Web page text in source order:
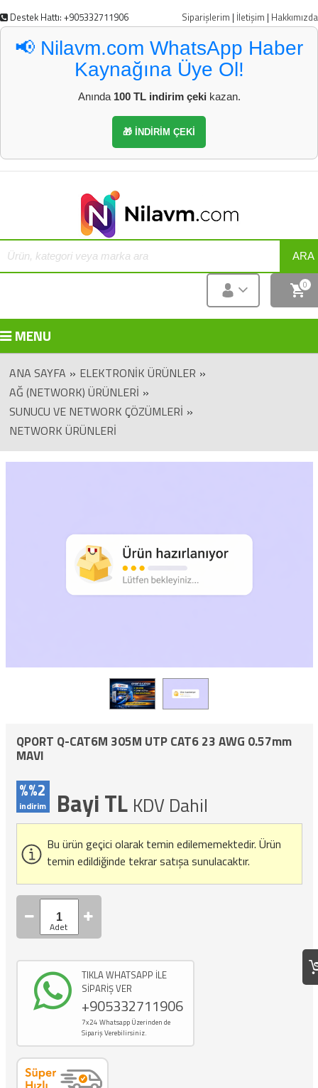
Destek Hattı: +905332711906 Siparişlerim | İletişim | Hakkımızda
📢 Nilavm.com WhatsApp Haber
Kaynağına Üye Ol!
Anında 100 TL indirim çeki kazan.
🎁 İNDİRİM ÇEKİ
ARA
0
MENU
ANA SAYFA » ELEKTRONIK ÜRÜNLER »
AĞ (NETWORK) ÜRÜNLERI »
SUNUCU VE NETWORK ÇÖZÜMLERI »
NETWORK ÜRÜNLERI
QPORT Q-CAT6M 305M UTP CAT6 23 AWG 0.57mm
MAVI
%%2
indirim Bayi TL KDV Dahil
Bu ürün geçici olarak temin edilememektedir. Ürün
temin edildiğinde tekrar satışa sunulacaktır.
TIKLA WHATSAPP İLE
SİPARİŞ VER
+905332711906
7x24 Whatsapp Üzerinden de
Sipariş Verebilirsiniz.